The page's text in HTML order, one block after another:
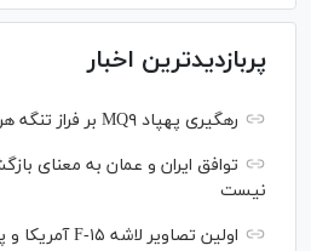
پربازدیدترین اخبار
رهگیری پهپاد MQ۹ بر فراز تنگه هرمز
توافق ایران و عمان به معنای
نیست